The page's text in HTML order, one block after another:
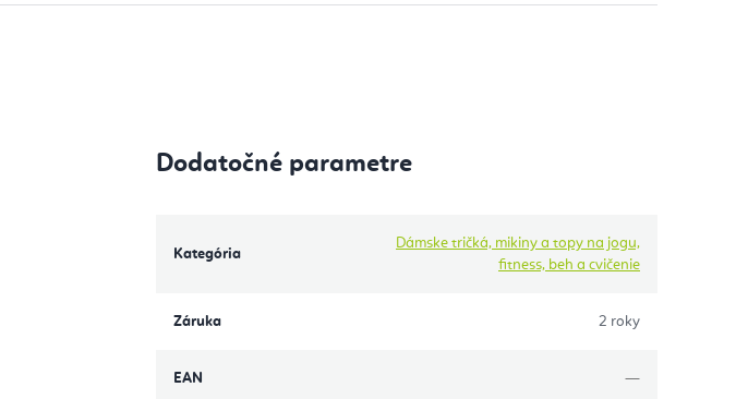
Dodatočné parametre
Kategória
Dámske tričká, mikiny a topy na jogu,
fitness, beh a cvičenie
Záruka 2 roky
EAN —